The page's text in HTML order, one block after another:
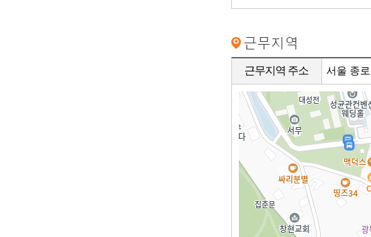
근무지역 주소 서울 종